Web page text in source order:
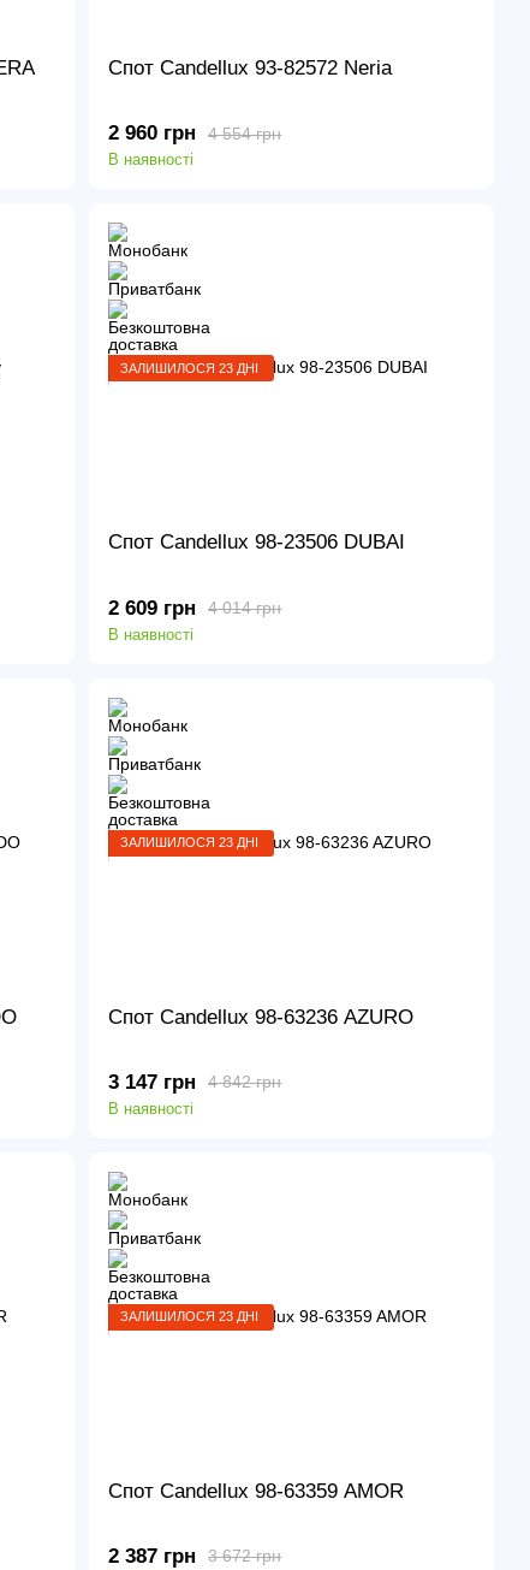
Спот Candellux 93-82572 Neria
4 554 грн
2 960 грн
В наявності
ЗАЛИШИЛОСЯ 23 ДНІ
Спот Candellux 98-23506 DUBAI
4 014 грн
2 609 грн
В наявності
ЗАЛИШИЛОСЯ 23 ДНІ
Спот Candellux 98-63236 AZURO
4 842 грн
3 147 грн
В наявності
ЗАЛИШИЛОСЯ 23 ДНІ
Спот Candellux 98-63359 AMOR
3 672 грн
2 387 грн